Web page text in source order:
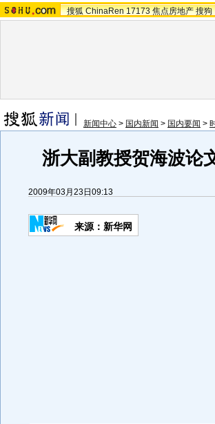
搜狐 ChinaRen 17173 焦点房地产 搜狗
新闻中心 > 国内新闻 > 国内要闻 >
浙大副教授贺海波论
2009年03月23日09:13
来源：新华网